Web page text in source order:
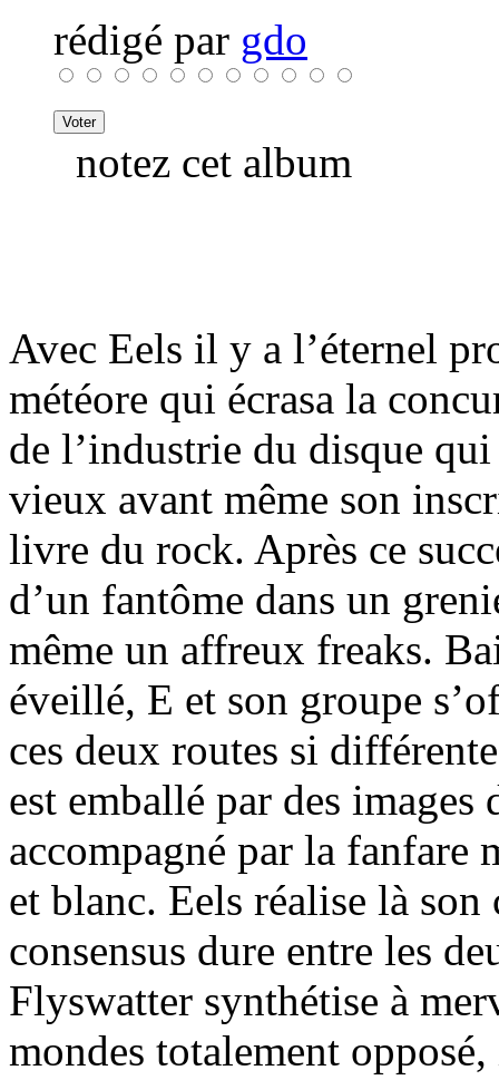
rédigé par gdo
notez cet album
Avec Eels il y a l’éternel
météore qui écrasa la
de l’industrie du disque
vieux avant même son
livre du rock. Après ce
d’un fantôme dans un
même un affreux freaks.
éveillé, E et son groupe
ces deux routes si
est emballé par des images
accompagné par la
et blanc. Eels réalise là
consensus dure entre les
Flyswatter synthétise à
mondes totalement